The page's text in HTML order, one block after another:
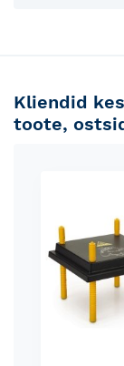
Kliendid
toote,